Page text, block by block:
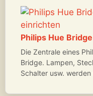
Philips Hue
Die Zentrale eines
Bridge. Lampen,
Schalter usw.